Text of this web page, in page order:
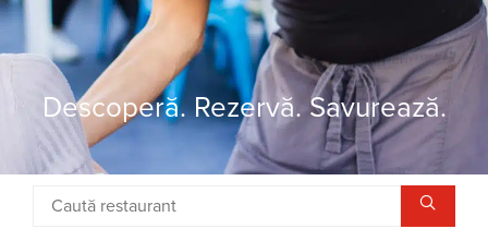
Descoperă. Rezervă. Savurează.